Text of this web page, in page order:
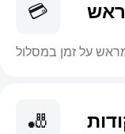
💳
על זמן במסלול
🎳